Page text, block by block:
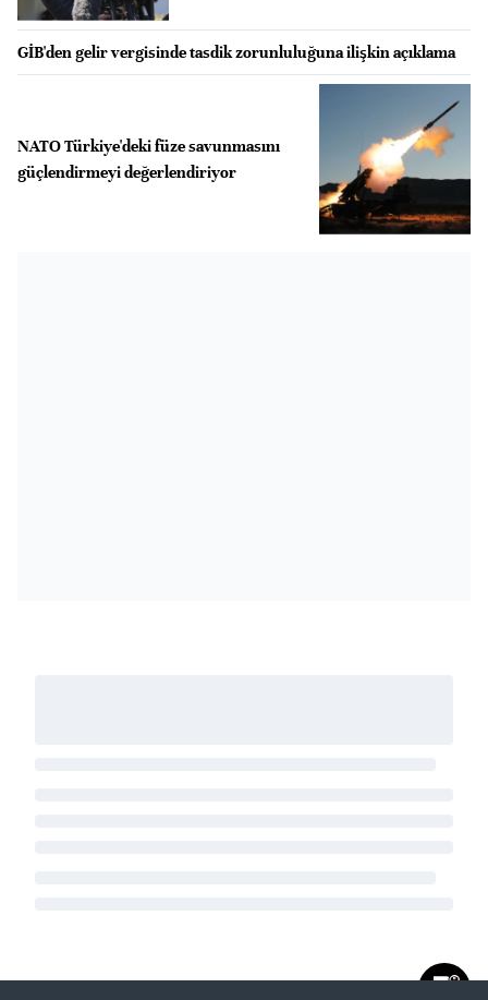
GİB'den gelir vergisinde tasdik zorunluluğuna ilişkin açıklama
NATO Türkiye'deki füze savunmasını
güçlendirmeyi değerlendiriyor